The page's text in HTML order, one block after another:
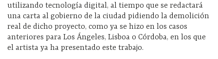
utilizando tecnología digital, al tiempo que se redactará
una carta al gobierno de la ciudad pidiendo la demolición
real de dicho proyecto, como ya se hizo en los casos
anteriores para Los Ángeles, Lisboa o Córdoba, en los que
el artista ya ha presentado este trabajo.